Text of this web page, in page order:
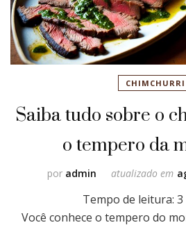
CHIMCHURRI
Saiba tudo sobre o
o tempero da
por admin atualizado em
Tempo de leitura: 3
Você conhece o tempero do